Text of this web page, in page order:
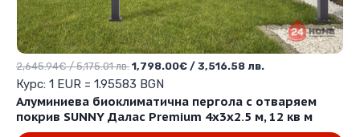
Алуминиева биоклиматична пергола с отваряем
покрив SUNNY Далас Premium 4х3х2.5 м, 12 кв м
2,645.94€/ 5,175.01 лв. Original
price
was:
2,645.94€
/
1,798.00€ / 3,516.58 лв.Текущата
е:
1,798.00€
/
Курс: 1 EUR = 1.95583 BGN